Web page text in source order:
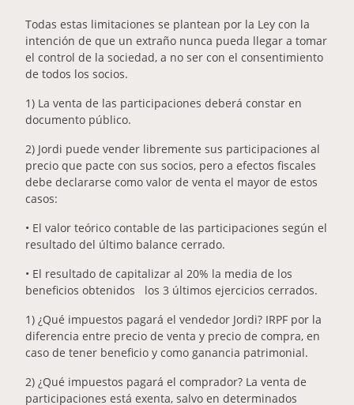
Todas estas limitaciones se plantean por la Ley con la
intención de que un extraño nunca pueda llegar a tomar
el control de la sociedad, a no ser con el consentimiento
de todos los socios.
1) La venta de las participaciones deberá constar en
documento público.
2) Jordi puede vender libremente sus participaciones al
precio que pacte con sus socios, pero a efectos fiscales
debe declararse como valor de venta el mayor de estos
casos:
• El valor teórico contable de las participaciones según el
resultado del último balance cerrado.
• El resultado de capitalizar al 20% la media de los
beneficios obtenidos los 3 últimos ejercicios cerrados.
1) ¿Qué impuestos pagará el vendedor Jordi? IRPF por la
diferencia entre precio de venta y precio de compra, en
caso de tener beneficio y como ganancia patrimonial.
2) ¿Qué impuestos pagará el comprador? La venta de
participaciones está exenta, salvo en determinados